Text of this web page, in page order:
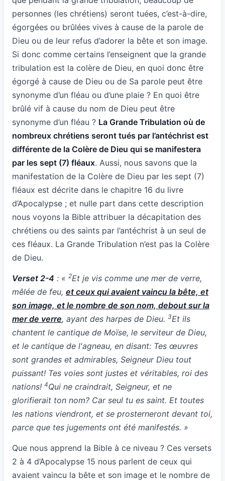
personnes (les chrétiens) seront tuées, c’est-à-dire,
égorgées ou brûlées vives à cause de la parole de
Dieu ou de leur refus d’adorer la bête et son image.
Si donc comme certains l’enseignent que la grande
tribulation est la colère de Dieu, en quoi donc être
égorgé à cause de Dieu ou de Sa parole peut être
synonyme d’un fléau ou d’une plaie ? En quoi être
brûlé vif à cause du nom de Dieu peut être
synonyme d’un fléau ? La Grande Tribulation où de
nombreux chrétiens seront tués par l’antéchrist est
différente de la Colère de Dieu qui se manifestera
par les sept (7) fléaux. Aussi, nous savons que la
manifestation de la Colère de Dieu par les sept (7)
fléaux est décrite dans le chapitre 16 du livre
d’Apocalypse ; et nulle part dans cette description
nous voyons la Bible attribuer la décapitation des
chrétiens ou des saints par l’antéchrist à un seul de
ces fléaux. La Grande Tribulation n’est pas la Colère
de Dieu.
Verset 2-4 : « 2Et je vis comme une mer de verre,
mêlée de feu, et ceux qui avaient vaincu la bête, et
son image, et le nombre de son nom, debout sur la
mer de verre, ayant des harpes de Dieu. 3Et ils
chantent le cantique de Moïse, le serviteur de Dieu,
et le cantique de l'agneau, en disant: Tes œuvres
sont grandes et admirables, Seigneur Dieu tout
puissant! Tes voies sont justes et véritables, roi des
nations! 4Qui ne craindrait, Seigneur, et ne
glorifierait ton nom? Car seul tu es saint. Et toutes
les nations viendront, et se prosterneront devant toi,
parce que tes jugements ont été manifestés. »
Que nous apprend la Bible à ce niveau ? Ces versets
2 à 4 d’Apocalypse 15 nous parlent de ceux qui
avaient vaincu la bête et son image et le nombre de